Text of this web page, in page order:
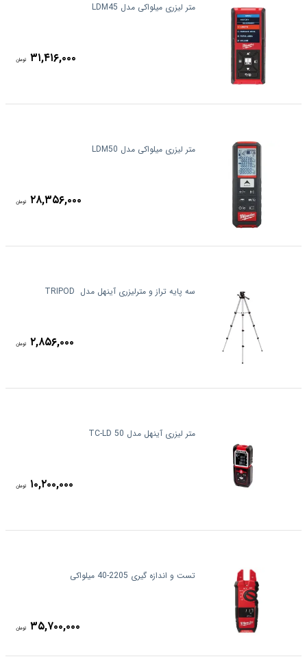
متر لیزری میلواکی مدل LDM45
۳۱,۴۱۶,۰۰۰ تومان
متر لیزری میلواکی مدل LDM50
۲۸,۳۵۶,۰۰۰ تومان
سه پایه تراز و مترلیزری آینهل مدل ‏ TRIPOD
۲,۸۵۶,۰۰۰ تومان
متر لیزری آینهل مدل TC-LD 50
۱۰,۲۰۰,۰۰۰ تومان
تست و اندازه گیری 2205-40 میلواکی
۳۵,۷۰۰,۰۰۰ تومان